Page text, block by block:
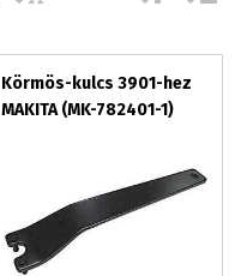
Körmös-kulcs 3901-hez
MAKITA (MK-782401-1)